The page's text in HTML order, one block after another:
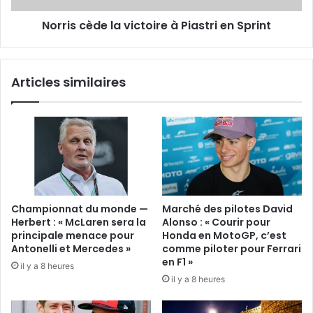
Norris cède la victoire à Piastri en Sprint
Articles similaires
Championnat du monde —
Herbert : « McLaren sera la
principale menace pour
Antonelli et Mercedes »
il y a 8 heures
Marché des pilotes David
Alonso : « Courir pour
Honda en MotoGP, c’est
comme piloter pour Ferrari
en F1 »
il y a 8 heures